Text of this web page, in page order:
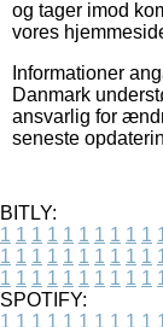
og tager imod
vores
Informationer
Danmark
ansvarlig for
seneste
BITLY:
1 1 1 1 1 1 1 1 1 1
1 1 1 1 1 1 1 1 1 1
1 1 1 1 1 1 1 1 1 1
SPOTIFY:
1 1 1 1 1 1 1 1 1 1